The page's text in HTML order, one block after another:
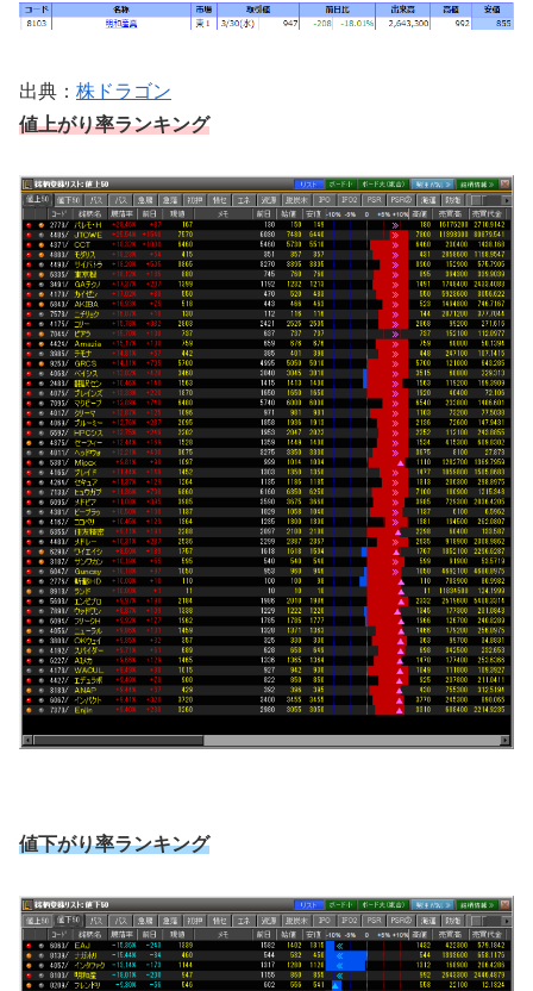
出典： 株ドラゴン
値上がり率ランキング
値下がり率ランキング